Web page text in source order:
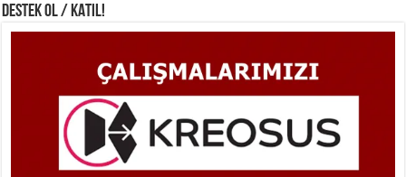
DESTEK OL / KATIL!